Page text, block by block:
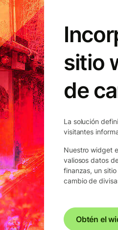
sitio
de
La solución
visitantes
Nuestro widget
valiosos datos
finanzas, un
cambio de
Obtén el